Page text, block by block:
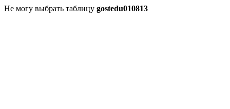
Не могу выбрать таблицу gostedu010813